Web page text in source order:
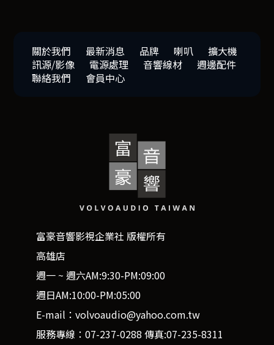
關於我們 最新消息 品牌 喇叭
擴大機
訊源/影像
電源處理 音響線材
週邊配件
聯絡我們
會員中心
富豪音響影視企業社 版權所有
高雄店
週一 ~ 週六AM:9:30-PM:09:00
週日AM:10:00-PM:05:00
E-mail：volvoaudio@yahoo.com.tw
服務專線：07-237-0288 傳真:07-235-8311